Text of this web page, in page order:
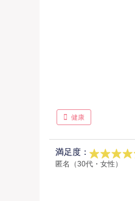
健康
満足度：
匿名（30代・女性）